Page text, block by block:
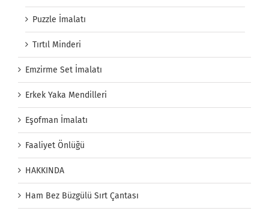
Puzzle İmalatı
Tırtıl Minderi
Emzirme Set İmalatı
Erkek Yaka Mendilleri
Eşofman İmalatı
Faaliyet Önlüğü
HAKKINDA
Ham Bez Büzgülü Sırt Çantası